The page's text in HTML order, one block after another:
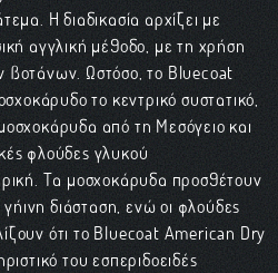
Η διαδικασία αρχίζει με
αγγλική μέθοδο, με τη χρήση
βοτάνων. Ωστόσο, το Bluecoat
το κεντρικό συστατικό,
από τη Μεσόγειο και
φλούδες γλυκού
Τα μοσχοκάρυδα προσθέτουν
γήινη διάσταση, ενώ οι φλούδες
ότι το Bluecoat American Dry
του εσπεριδοειδές